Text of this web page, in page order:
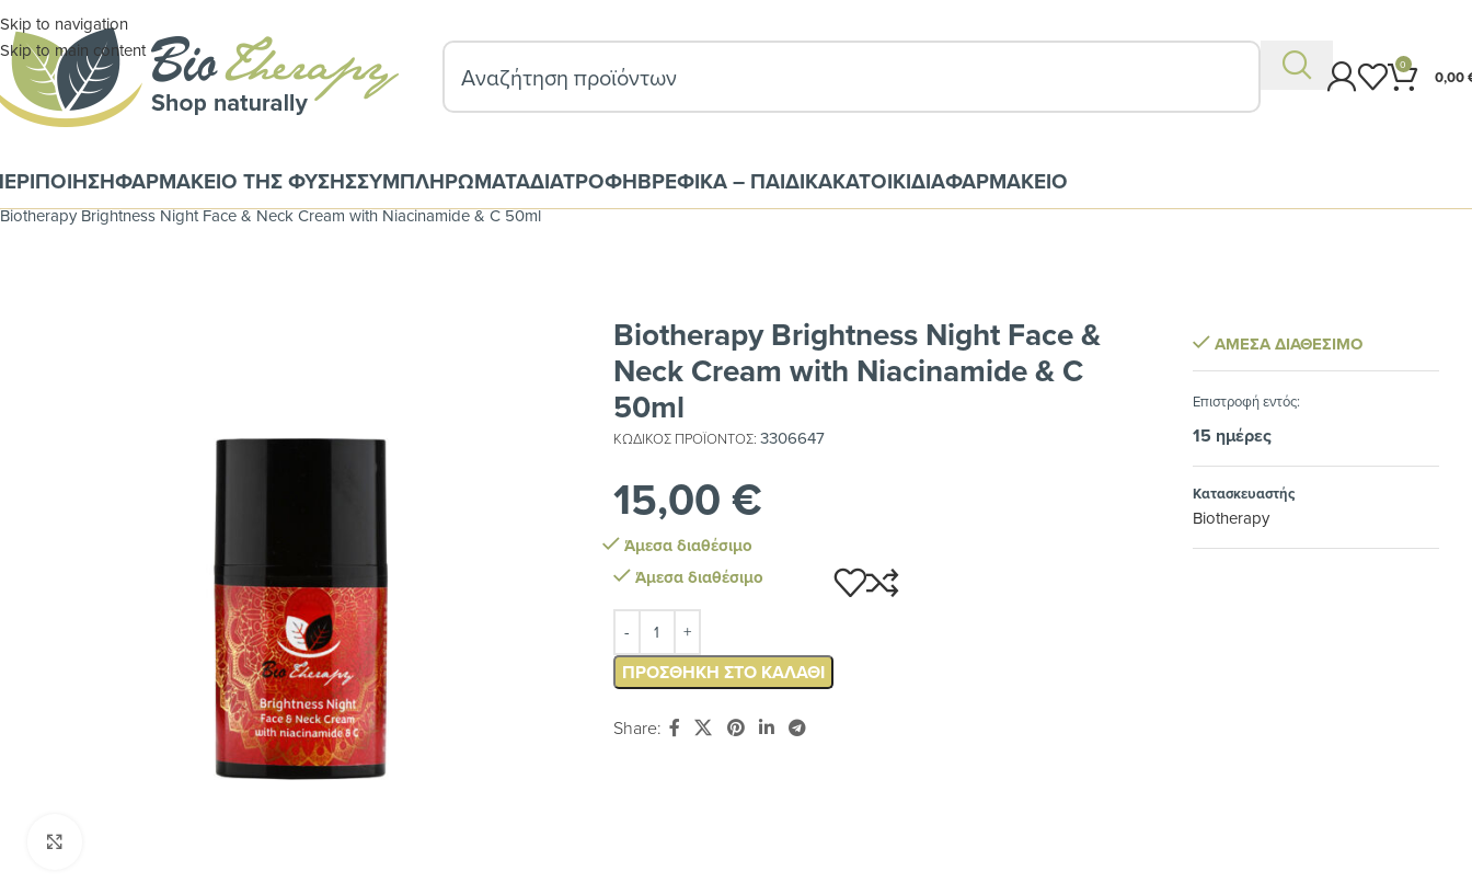
Skip to navigation
Skip to main content
0
0,00
ΦΑΡΜΑΚΕΙΟ ΤΗΣ ΦΥΣΗΣΣΥΜΠΛΗΡΩΜΑΤΑΔΙΑΤΡΟΦΗΒΡΕΦΙΚΑ – ΠΑΙΔΙΚΑΚΑΤΟΙΚΙΔΙΑΦΑΡΜΑΚΕΙΟ
Αρχική σελίδαΦΑΡΜΑΚΕΙΟ ΤΗΣ ΦΥΣΗΣΒιολογικα Καλλυντικά Και Πρϊόντα ΥγείαςΠεριποίηση ΠροσώπουΚρέμες - Οροί
Biotherapy Brightness Night Face & Neck Cream with Niacinamide & C 50ml
Biotherapy Brightness Night Face &
Neck Cream with Niacinamide & C
50ml
ΚΩΔΙΚΌΣ ΠΡΟΪΌΝΤΟΣ: 3306647
15,00€
Άμεσα διαθέσιμο
Άμεσα διαθέσιμο
ΠΡΟΣΘΉΚΗ ΣΤΟ ΚΑΛΆΘΙ
Share:
ΆΜΕΣΑ ΔΙΑΘΈΣΙΜΟ
Eπιστροφή εντός:
15 ημέρες
Κατασκευαστής
Biotherapy